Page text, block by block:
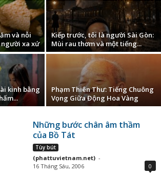
và nỗi
xa xứ
Kiếp trước, tôi là người Sài Gòn:
Mùi rau thơm và một tiếng...
kinh bằng
Phạm Thiên Thư: Tiếng Chuông
Vọng Giữa Động Hoa Vàng
Những bước chân âm thầm
của Bồ Tát
Tùy bút
(phattuvietnam.net) -
16 Tháng Sáu, 2006
0